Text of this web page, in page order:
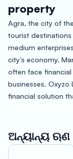
property
Agra, the city of
tourist destinations
medium
city’s economy.
often face
businesses. Oxyzo
financial solution
Oxyzo Loan
leverage the
ଅନ୍ୟାନ୍ୟ